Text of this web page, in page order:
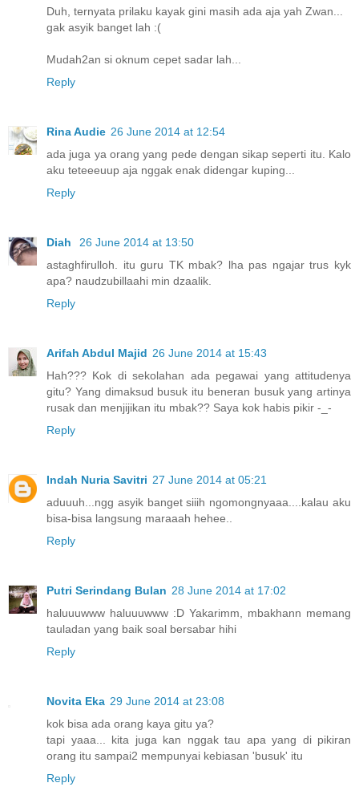
Duh, ternyata prilaku kayak gini masih ada aja yah Zwan...
gak asyik banget lah :(
Mudah2an si oknum cepet sadar lah...
Reply
Rina Audie 26 June 2014 at 12:54
ada juga ya orang yang pede dengan sikap seperti itu. Kalo
aku teteeeuup aja nggak enak didengar kuping...
Reply
Diah
26 June 2014 at 13:50
astaghfirulloh. itu guru TK mbak? lha pas ngajar trus kyk
apa? naudzubillaahi min dzaalik.
Reply
Arifah Abdul Majid 26 June 2014 at 15:43
Hah??? Kok di sekolahan ada pegawai yang attitudenya
gitu? Yang dimaksud busuk itu beneran busuk yang artinya
rusak dan menjijikan itu mbak?? Saya kok habis pikir -_-
Reply
Indah Nuria Savitri 27 June 2014 at 05:21
aduuuh...ngg asyik banget siiih ngomongnyaaa....kalau aku
bisa-bisa langsung maraaah hehee..
Reply
Putri Serindang Bulan 28 June 2014 at 17:02
haluuuwww haluuuwww :D Yakarimm, mbakhann memang
tauladan yang baik soal bersabar hihi
Reply
Novita Eka 29 June 2014 at 23:08
kok bisa ada orang kaya gitu ya?
tapi yaaa... kita juga kan nggak tau apa yang di pikiran
orang itu sampai2 mempunyai kebiasan 'busuk' itu
Reply